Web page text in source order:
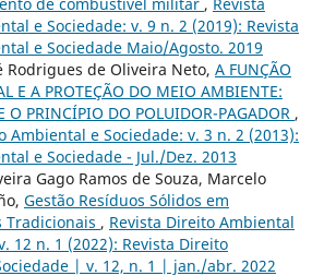
e Sociedade: v. 9 n. 2 (2019): Revista
e Sociedade Maio/Agosto. 2019
Rodrigues de Oliveira Neto, A FUNÇÃO
E A PROTEÇÃO DO MEIO AMBIENTE:
O PRINCÍPIO DO POLUIDOR-PAGADOR ,
Ambiental e Sociedade: v. 3 n. 2 (2013):
e Sociedade - Jul./Dez. 2013
Gago Ramos de Souza, Marcelo
Gestão Resíduos Sólidos em
Tradicionais , Revista Direito Ambiental
12 n. 1 (2022): Revista Direito
| v. 12, n. 1 | jan./abr. 2022